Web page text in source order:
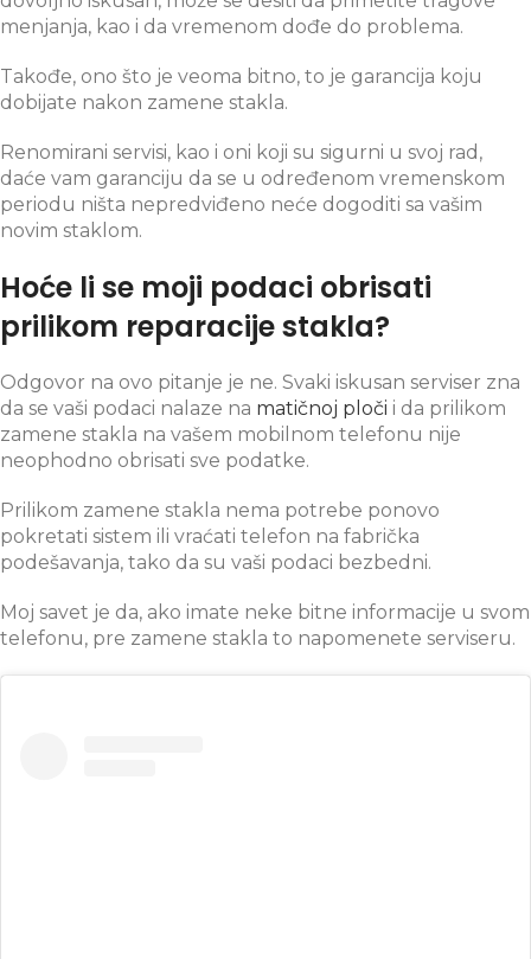
menjanja, kao i da vremenom dođe do problema.
Takođe, ono što je veoma bitno, to je garancija koju
dobijate nakon zamene stakla.
Renomirani servisi, kao i oni koji su sigurni u svoj rad,
daće vam garanciju da se u određenom vremenskom
periodu ništa nepredviđeno neće dogoditi sa vašim
novim staklom.
Hoće li se moji podaci obrisati
prilikom reparacije stakla?
Odgovor na ovo pitanje je ne. Svaki iskusan serviser zna
da se vaši podaci nalaze na matičnoj ploči i da prilikom
zamene stakla na vašem mobilnom telefonu nije
neophodno obrisati sve podatke.
Prilikom zamene stakla nema potrebe ponovo
pokretati sistem ili vraćati telefon na fabrička
podešavanja, tako da su vaši podaci bezbedni.
Moj savet je da, ako imate neke bitne informacije u svom
telefonu, pre zamene stakla to napomenete serviseru.